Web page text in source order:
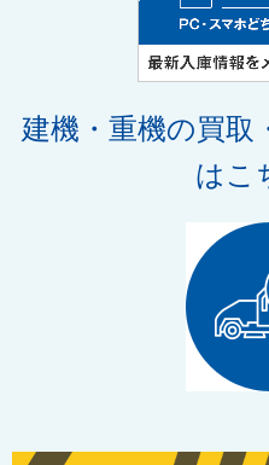
建機・重機の買取
はこ